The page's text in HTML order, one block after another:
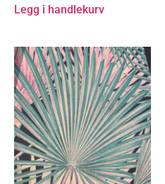
Legg i handlekurv